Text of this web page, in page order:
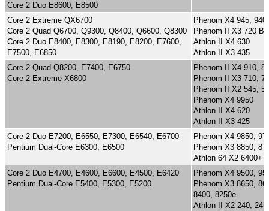
Core 2 Duo E8600, E8500
Core 2 Extreme QX6700
Core 2 Quad Q6700, Q9300, Q8400, Q6600, Q8300
Core 2 Duo E8400, E8300, E8190, E8200, E7600,
E7500, E6850
Phenom X4 945,
Phenom II X3 720
Athlon II X4 630
Athlon II X3 435
Core 2 Quad Q8200, E7400, E6750
Core 2 Extreme X6800
Phenom II X4 910,
Phenom II X3 710,
Phenom II X2 545,
Phenom X4 9950
Athlon II X4 620
Athlon II X3 425
Core 2 Duo E7200, E6550, E7300, E6540, E6700
Pentium Dual-Core E6300, E6500
Phenom X4 9850,
Phenom X3 8850,
Athlon 64 X2 6400+
Core 2 Duo E4700, E4600, E6600, E4500, E6420
Pentium Dual-Core E5400, E5300, E5200
Phenom X4 9500,
Phenom X3 8650,
8400, 8250e
Athlon II X2 240,